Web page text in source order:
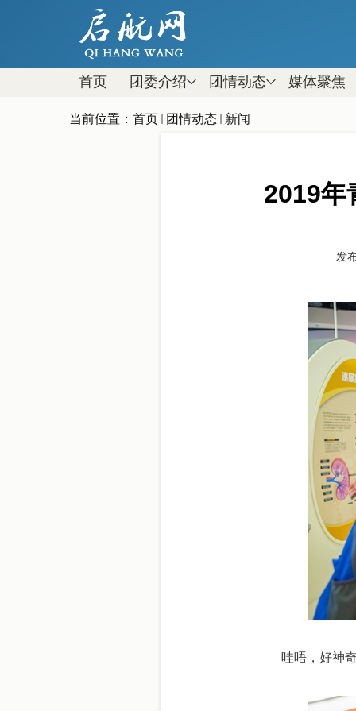
首页 团委介绍 团情动态 媒体聚焦
当前位置： 首页 团情动态 新闻
2019年
发
哇唔，好神